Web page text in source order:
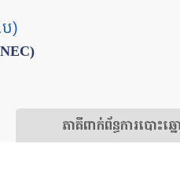
ប)
ភាគីពាក់ព័ន្ធ​​ការ​បោះឆ្